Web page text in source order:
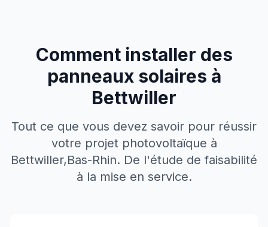
Comment installer des
panneaux solaires à
Bettwiller
Tout ce que vous devez savoir pour réussir
votre projet photovoltaïque à
Bettwiller,Bas-Rhin. De l'étude de faisabilité
à la mise en service.